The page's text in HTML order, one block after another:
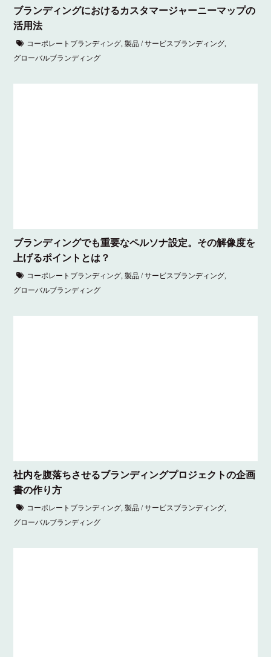
ブランディングにおけるカスタマージャーニーマップの
活用法
コーポレートブランディング,製品 / サービスブランディング,
グローバルブランディング
ブランディングでも重要なペルソナ設定。その解像度を
上げるポイントとは？
コーポレートブランディング,製品 / サービスブランディング,
グローバルブランディング
社内を腹落ちさせるブランディングプロジェクトの企画
書の作り方
コーポレートブランディング,製品 / サービスブランディング,
グローバルブランディング